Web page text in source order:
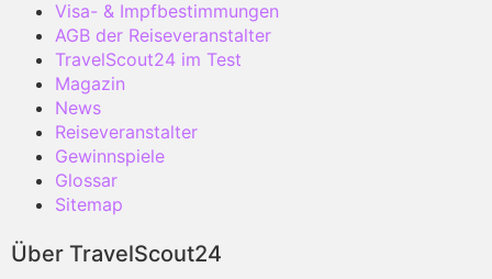
Visa- & Impfbestimmungen
AGB der Reiseveranstalter
TravelScout24 im Test
Magazin
News
Reiseveranstalter
Gewinnspiele
Glossar
Sitemap
Über TravelScout24